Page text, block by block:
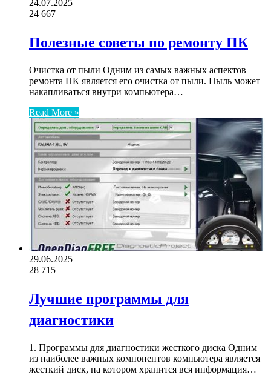
24.07.2025
24 667
Полезные советы по ремонту ПК
Очистка от пыли Одним из самых важных аспектов
ремонта ПК является его очистка от пыли. Пыль может
накапливаться внутри компьютера…
Read More »
29.06.2025
28 715
Лучшие программы для
диагностики
1. Программы для диагностики жесткого диска Одним
из наиболее важных компонентов компьютера является
жесткий диск, на котором хранится вся информация…